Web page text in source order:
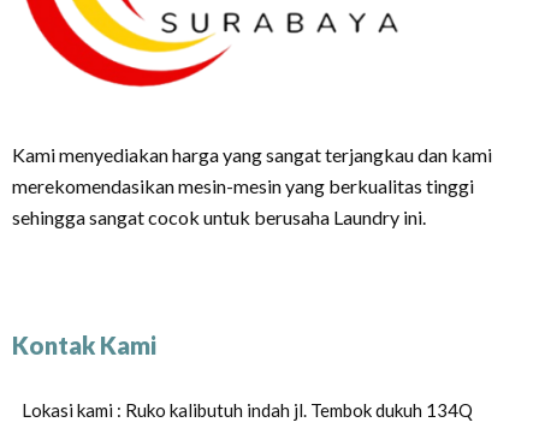
Kami menyediakan harga yang sangat terjangkau dan kami
merekomendasikan mesin-mesin yang berkualitas tinggi
sehingga sangat cocok untuk berusaha Laundry ini.
Kontak Kami
Lokasi kami : Ruko kalibutuh indah jl. Tembok dukuh 134Q